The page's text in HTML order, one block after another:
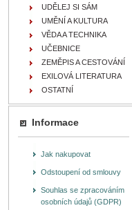
UDĚLEJ SI SÁM
UMĚNÍ A KULTURA
VĚDA A TECHNIKA
UČEBNICE
ZEMĚPIS A CESTOVÁNÍ
EXILOVÁ LITERATURA
OSTATNÍ
Informace
Jak nakupovat
Odstoupení od smlouvy
Souhlas se zpracováním
osobních údajů (GDPR)